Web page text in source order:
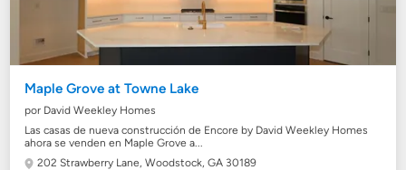
Maple Grove at Towne Lake
por David Weekley Homes
Las casas de nueva construcción de Encore by David Weekley Homes
ahora se venden en Maple Grove a...
202 Strawberry Lane,Woodstock, GA 30189